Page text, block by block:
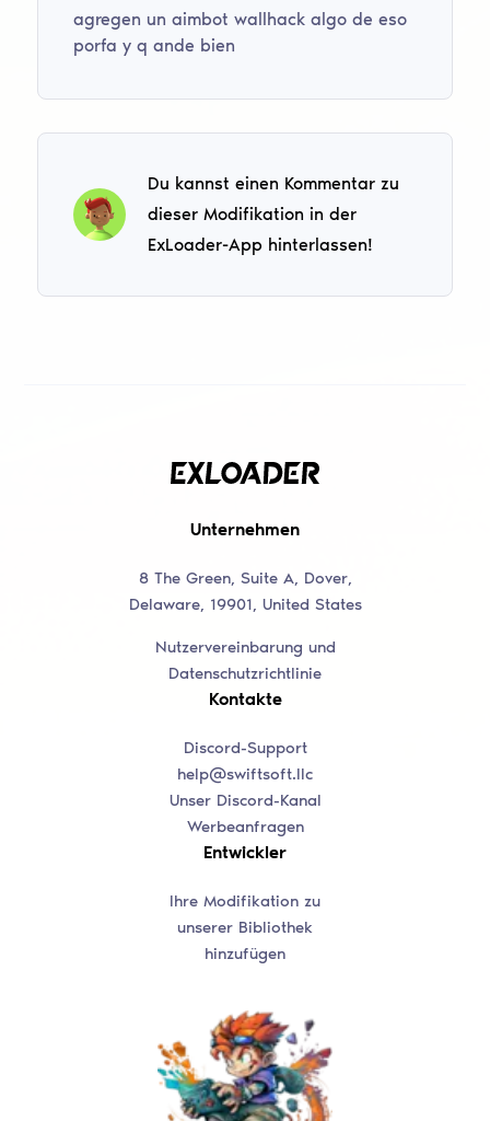
agregen un aimbot wallhack algo de eso
porfa y q ande bien
Du kannst einen Kommentar zu
dieser Modifikation in der
ExLoader-App hinterlassen!
Unternehmen
8 The Green, Suite A, Dover,
Delaware, 19901, United States
Nutzervereinbarung und
Datenschutzrichtlinie
Kontakte
Discord-Support
help@swiftsoft.llc
Unser Discord-Kanal
Werbeanfragen
Entwickler
Ihre Modifikation zu
unserer Bibliothek
hinzufügen